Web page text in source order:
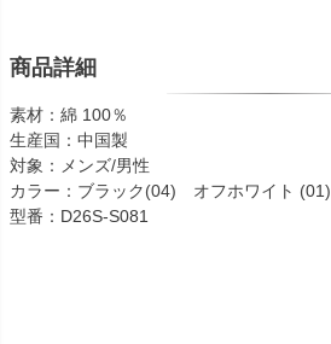
商品詳細
素材：綿 100％
生産国：中国製
対象：メンズ/男性
カラー：ブラック(04) オフホワイト (01)
型番：D26S-S081